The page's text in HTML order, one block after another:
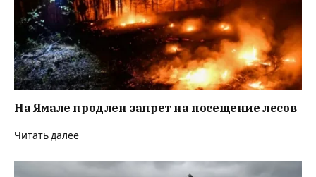
На Ямале продлен запрет на посещение лесов
Читать далее